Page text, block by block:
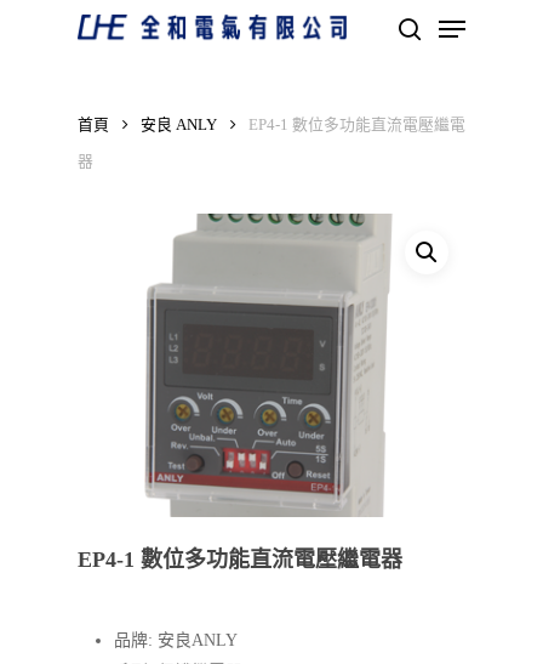
Menu
首頁 安良 ANLY EP4-1 數位多功能直流電壓繼電
器
EP4-1 數位多功能直流電壓繼電器
品牌: 安良ANLY